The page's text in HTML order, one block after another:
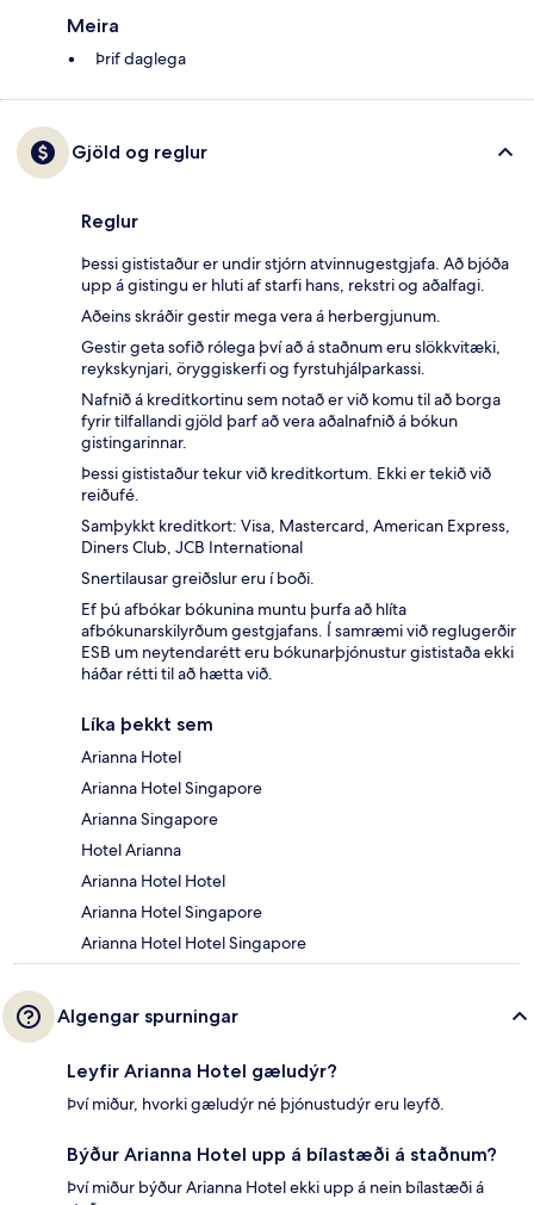
Meira
Þrif daglega
Gjöld og reglur
Reglur
Þessi gististaður er undir stjórn atvinnugestgjafa. Að bjóða
upp á gistingu er hluti af starfi hans, rekstri og aðalfagi.
Aðeins skráðir gestir mega vera á herbergjunum.
Gestir geta sofið rólega því að á staðnum eru slökkvitæki,
reykskynjari, öryggiskerfi og fyrstuhjálparkassi.
Nafnið á kreditkortinu sem notað er við komu til að borga
fyrir tilfallandi gjöld þarf að vera aðalnafnið á bókun
gistingarinnar.
Þessi gististaður tekur við kreditkortum. Ekki er tekið við
reiðufé.
Samþykkt kreditkort: Visa, Mastercard, American Express,
Diners Club, JCB International
Snertilausar greiðslur eru í boði.
Ef þú afbókar bókunina muntu þurfa að hlíta
afbókunarskilyrðum gestgjafans. Í samræmi við reglugerðir
ESB um neytendarétt eru bókunarþjónustur gististaða ekki
háðar rétti til að hætta við.
Líka þekkt sem
Arianna Hotel
Arianna Hotel Singapore
Arianna Singapore
Hotel Arianna
Arianna Hotel Hotel
Arianna Hotel Singapore
Arianna Hotel Hotel Singapore
Algengar spurningar
Leyfir Arianna Hotel gæludýr?
Því miður, hvorki gæludýr né þjónustudýr eru leyfð.
Býður Arianna Hotel upp á bílastæði á staðnum?
Því miður býður Arianna Hotel ekki upp á nein bílastæði á